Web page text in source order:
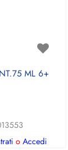
ML 6+
o Accedi